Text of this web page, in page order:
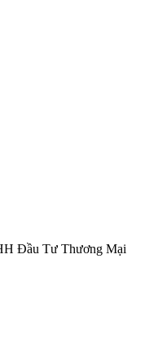
Đầu Tư Thương Mại